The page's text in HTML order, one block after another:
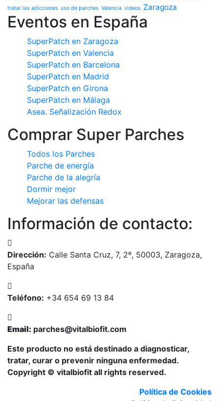
tratar las adicciones uso de parches Valencia videos Zaragoza
Eventos en España
SuperPatch en Zaragoza
SuperPatch en Valencia
SuperPatch en Barcelona
SuperPatch en Madrid
SuperPatch en Girona
SuperPatch en Málaga
Asea. Señalización Redox
Comprar Super Parches
Todos los Parches
Parche de energía
Parche de la alegría
Dormir mejor
Mejorar las defensas
Información de contacto:
Dirección: Calle Santa Cruz, 7, 2º, 50003, Zaragoza,
España
Teléfono: +34 654 69 13 84
Email: parches@vitalbiofit.com
Este producto no está destinado a diagnosticar,
tratar, curar o prevenir ninguna enfermedad.
Copyright © vitalbiofit all rights reserved.
Política de Cookies